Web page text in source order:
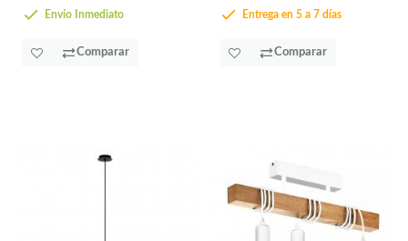
Envío Inmediato
Comparar
Entrega en 5 a 7 días
Comparar